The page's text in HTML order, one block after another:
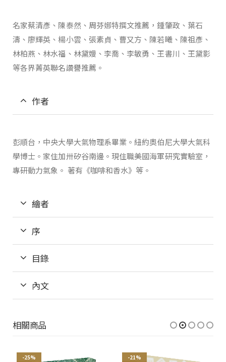
名家蔡清彥、陳泰然、周芬娜特撰文推薦，鍾肇政、葉石
濤、廖輝英、楊小雲、張素貞、曹又方、陳若曦、陳祖彥、
林柏燕、林水福、林黛嫚、李喬、李敏勇、王書川、王黛影
等各界菁英聯名讚譽推薦。
作者
彭順台，中央大學大氣物理系畢業。紐約奧伯尼大學大氣科
學博士。家住加卅矽谷南邊。現住職美國海軍研究實驗室，
專研動力氣象。 著有《咖啡和香水》等。
繪者
序
目錄
內文
相關商品
-25% -21%